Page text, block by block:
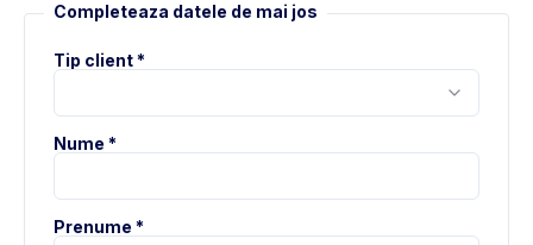
Completeaza datele de mai jos
Tip client *
Nume *
Prenume *